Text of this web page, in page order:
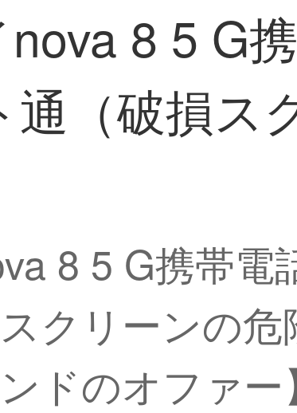
8 5 G
（破損ス
8 5 G携帯電
クリーンの
ドのオファー